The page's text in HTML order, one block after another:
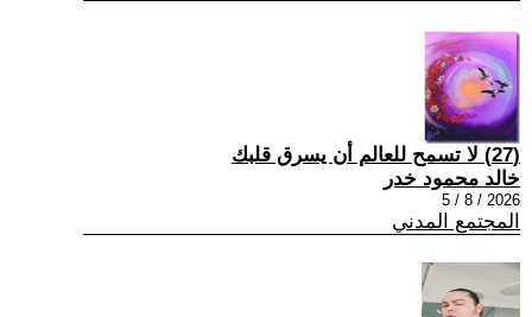
(27) لا تسمح للعالم أن يسرق قلبك
خالد محمود خدر
2026 / 8 / 5
المجتمع المدني